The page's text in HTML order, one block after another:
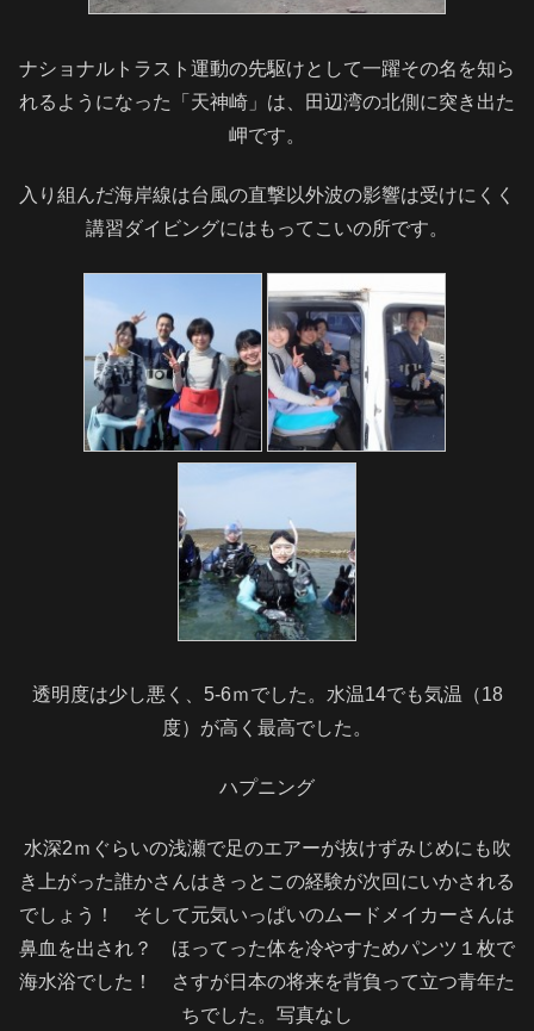
ナショナルトラスト運動の先駆けとして一躍その名を知ら
れるようになった「天神崎」は、田辺湾の北側に突き出た
岬です。
入り組んだ海岸線は台風の直撃以外波の影響は受けにくく
講習ダイビングにはもってこいの所です。
透明度は少し悪く、5-6ｍでした。水温14でも気温（18
度）が高く最高でした。
ハプニング
水深2ｍぐらいの浅瀬で足のエアーが抜けずみじめにも吹
き上がった誰かさんはきっとこの経験が次回にいかされる
でしょう！ そして元気いっぱいのムードメイカーさんは
鼻血を出され？ ほってった体を冷やすためパンツ１枚で
海水浴でした！ さすが日本の将来を背負って立つ青年た
ちでした。写真なし